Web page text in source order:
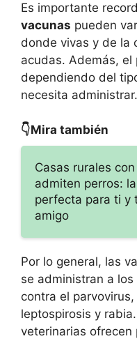
Es importante
vacunas pueden
donde vivas y de la
acudas. Además, el
dependiendo del
necesita administrar.
👇Mira también
Casas rurales
admiten perros:
perfecta para ti y
amigo
Por lo general, las
se administran a
contra el
leptospirosis y
veterinarias ofrecen